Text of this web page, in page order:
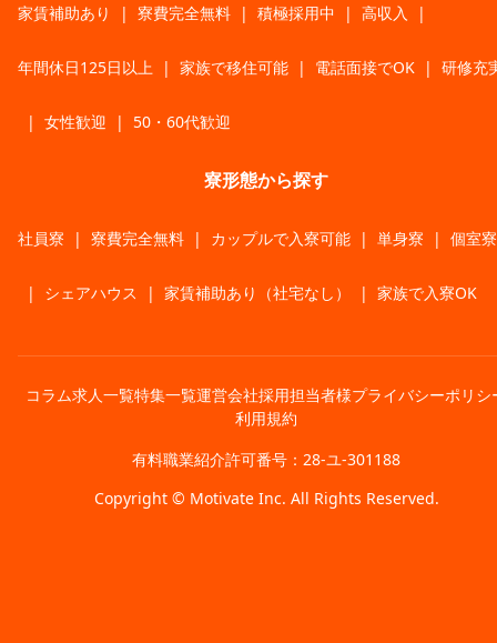
家賃補助あり | 寮費完全無料 | 積極採用中 | 高収入 |
年間休日125日以上 | 家族で移住可能 | 電話面接でOK | 研修充
| 女性歓迎 | 50・60代歓迎
寮形態から探す
社員寮 | 寮費完全無料 | カップルで入寮可能 | 単身寮 | 個室寮
| シェアハウス | 家賃補助あり（社宅なし） | 家族で入寮OK
コラム求人一覧特集一覧運営会社採用担当者様プライバシーポリシ
利用規約
有料職業紹介許可番号：28-ユ-301188
Copyright © Motivate Inc. All Rights Reserved.